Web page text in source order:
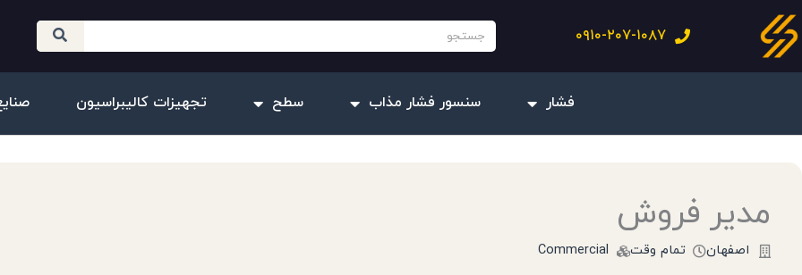
رفتن
به
محتوا
۰۹۱۰-۲۰۷-۱۰۸۷ جستجو
فشار سنسور فشار مذاب سطح تجهیزات کالیبراسیون
مدیر فروش
اصفهان تمام وقت Commercial